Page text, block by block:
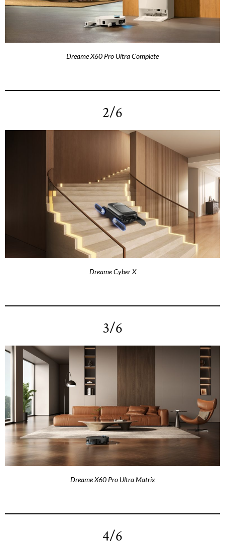
Dreame X60 Pro Ultra Complete
2/6
Dreame Cyber X
3/6
Dreame X60 Pro Ultra Matrix
4/6